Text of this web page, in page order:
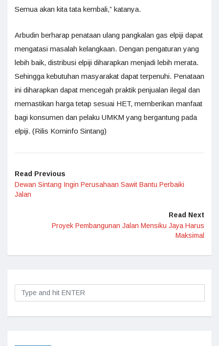
Semua akan kita tata kembali,” katanya.
Arbudin berharap penataan ulang pangkalan gas elpiji dapat
mengatasi masalah kelangkaan. Dengan pengaturan yang
lebih baik, distribusi elpiji diharapkan menjadi lebih merata.
Sehingga kebutuhan masyarakat dapat terpenuhi. Penataan
ini diharapkan dapat mencegah praktik penjualan ilegal dan
memastikan harga tetap sesuai HET, memberikan manfaat
bagi konsumen dan pelaku UMKM yang bergantung pada
elpiji. (Rilis Kominfo Sintang)
Read Previous
Dewan Sintang Ingin Perusahaan Sawit Bantu Perbaiki
Jalan
Read Next
Proyek Pembangunan Jalan Mensiku Jaya Harus
Maksimal